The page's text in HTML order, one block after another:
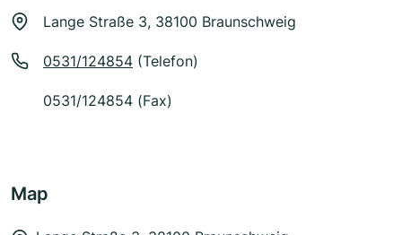
Lange Straße 3, 38100 Braunschweig
0531/124854 (Telefon)
0531/124854 (Fax)
Map